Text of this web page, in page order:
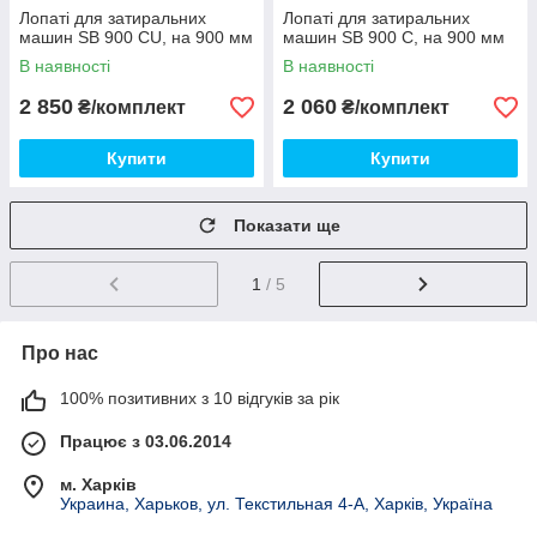
Лопаті для затиральних
машин SB 900 CU, на 900 мм
В наявності
2 850 ₴/комплект
Купити
Лопаті для затиральних
машин SB 900 C, на 900 мм
В наявності
2 060 ₴/комплект
Купити
Показати ще
1 / 5
Про нас
100% позитивних з 10 відгуків за рік
Працює з 03.06.2014
м. Харків
Украина, Харьков, ул. Текстильная 4-А, Харків, Україна